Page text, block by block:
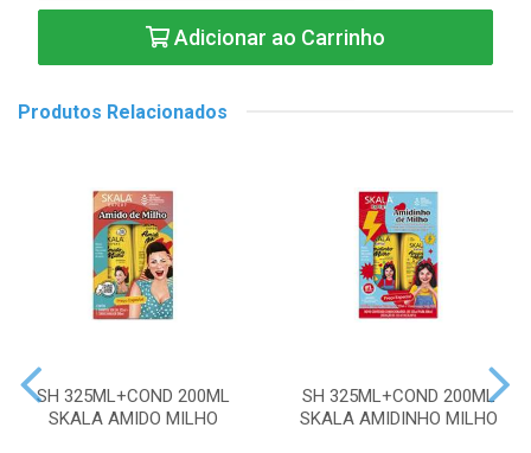
Adicionar ao Carrinho
Produtos Relacionados
SH 325ML+COND 200ML
SKALA AMIDO MILHO
SH 325ML+COND 200ML
SKALA AMIDINHO MILHO